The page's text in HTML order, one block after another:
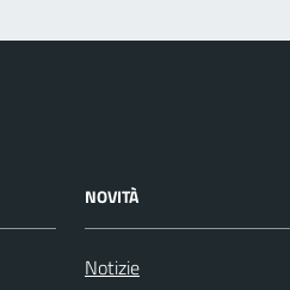
NOVITÀ
Notizie